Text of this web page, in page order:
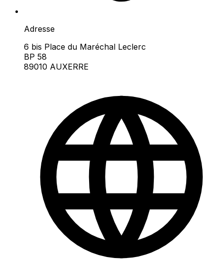
Adresse
6 bis Place du Maréchal Leclerc
BP 58
89010 AUXERRE